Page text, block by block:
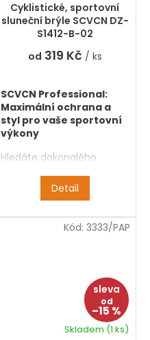
Cyklistické, sportovní
sluneční brýle SCVCN DZ-
S1412-B-02
od 319 Kč / ks
Detail
SCVCN Professional:
Maximální ochrana a
styl pro vaše sportovní
výkony
Hledáte dokonalého
nebo horskou turistiku?
kombinují špičkovou
zraku. Jsou navrženy tak,
aby vyhovovaly jak
mužům, tak ženám, kteří
vyžadují kvalitu v každém
od
–15 %
Skladem (1 ks)
Kód: 3333/PAP